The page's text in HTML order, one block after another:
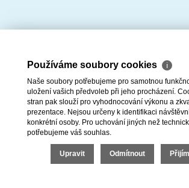
Používáme soubory cookies ℹ
Naše soubory potřebujeme pro samotnou
uložení vašich předvoleb při jeho procházení.
stran pak slouží pro vyhodnocování výkonu a
prezentace. Nejsou určeny k identifikaci
konkrétní osoby. Pro uchování jiných než
potřebujeme váš souhlas.
Upravit Odmítnout